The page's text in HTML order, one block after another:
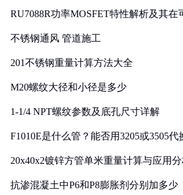
RU7088R功率MOSFET特性解析及其在
不锈钢通风 管道施工
201不锈钢重量计算方法大全
M20螺纹大径和小径是多少
1-1/4 NPT螺纹参数及底孔尺寸详解
F1010E是什么管？能否用3205或3505代
20x40x2镀锌方管单米重量计算与应用
抗渗混凝土中P6和P8膨胀剂分别加多少